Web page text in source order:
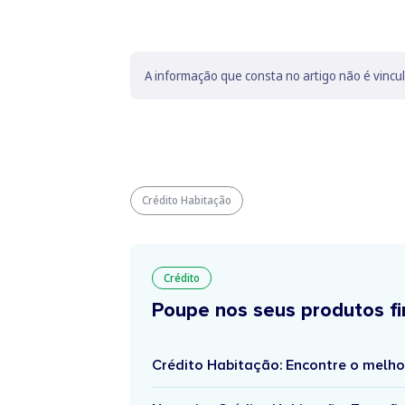
A informação que consta no artigo não é
Crédito Habitação
Crédito
Poupe nos seus produtos
Crédito Habitação: Encontre o